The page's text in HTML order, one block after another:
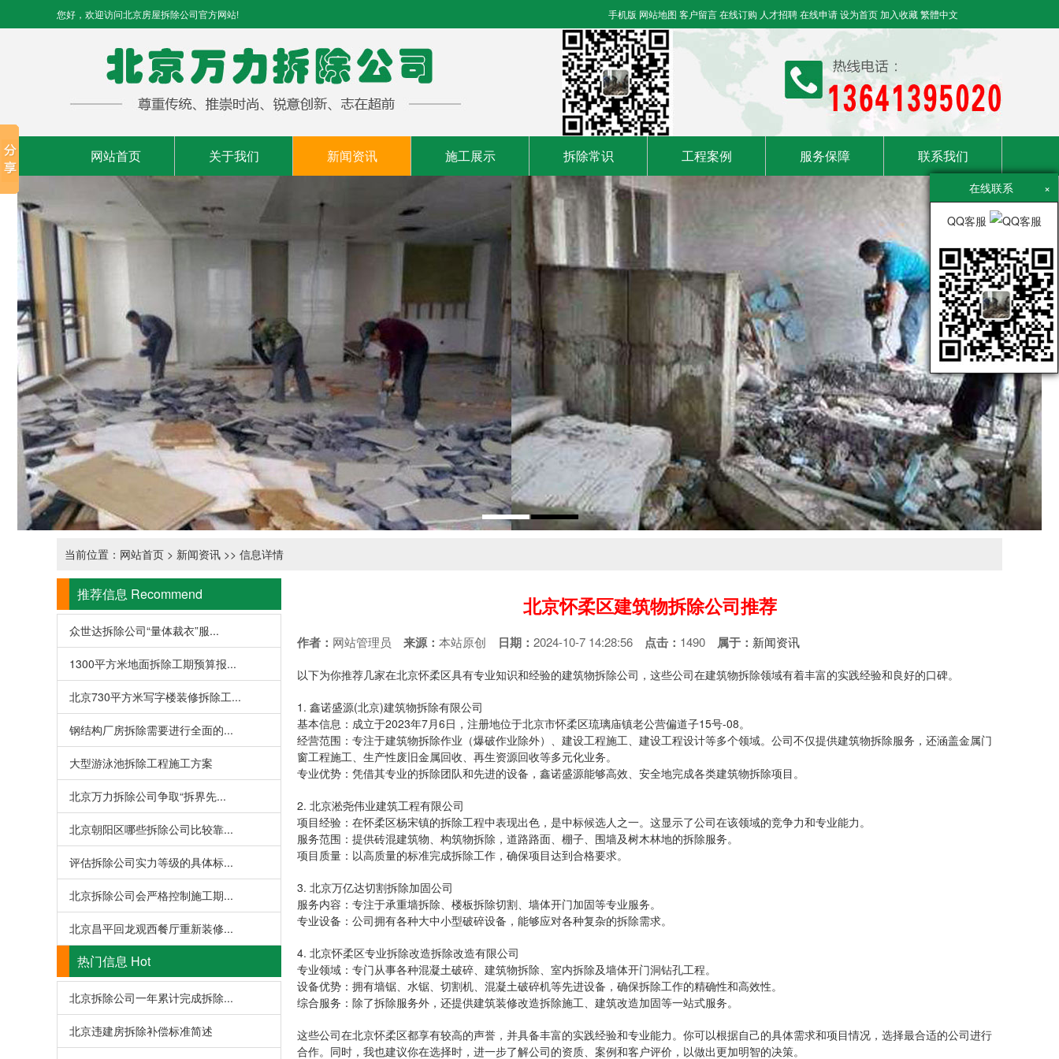
您好，欢迎访问北京房屋拆除公司官方网站! 手机版 网站地图 客户留言在线订购 人才招聘在线申请设为首页加入收藏繁體中文
网站首页 关于我们 新闻资讯 施工展示 拆除常识 工程案例 服务保障 联系我们
当前位置： 网站首页 > 新闻资讯 >> 信息详情
推荐信息 Recommend
众世达拆除公司“量体裁衣”服...
1300平方米地面拆除工期预算报...
北京730平方米写字楼装修拆除工...
钢结构厂房拆除需要进行全面的...
大型游泳池拆除工程施工方案
北京万力拆除公司争取“拆界先...
北京朝阳区哪些拆除公司比较靠...
评估拆除公司实力等级的具体标...
北京拆除公司会严格控制施工期...
北京昌平回龙观西餐厅重新装修...
热门信息 Hot
北京拆除公司一年累计完成拆除...
北京违建房拆除补偿标准简述
北京怀柔区建筑物拆除公司推荐
作者： 网站管理员 来源： 本站原创 日期： 2024-10-7 14:28:56 点击： 1490 属于： 新闻资讯
以下为你推荐几家在北京怀柔区具有专业知识和经验的建筑物拆除公司，这些公司在建筑物拆除领域有着丰富的实践经验和良好的口碑。
‌1. 鑫诺盛源(北京)建筑物拆除有限公司‌
‌基本信息‌：成立于2023年7月6日，注册地位于北京市怀柔区琉璃庙镇老公营偏道子15号-08。
‌经营范围‌：专注于建筑物拆除作业（爆破作业除外）、建设工程施工、建设工程设计等多个领域。公司不仅提供建筑物拆除服务，还涵盖金属门
窗工程施工、生产性废旧金属回收、再生资源回收等多元化业务。
‌专业优势‌：凭借其专业的拆除团队和先进的设备，鑫诺盛源能够高效、安全地完成各类建筑物拆除项目。
2. 北京淞尧伟业建筑工程有限公司‌
‌项目经验‌：在怀柔区杨宋镇的拆除工程中表现出色，是中标候选人之一。这显示了公司在该领域的竞争力和专业能力。
‌服务范围‌：提供砖混建筑物、构筑物拆除，道路路面、棚子、围墙及树木林地的拆除服务。
‌项目质量‌：以高质量的标准完成拆除工作，确保项目达到合格要求。
‌3. 北京万亿达切割拆除加固公司‌
‌服务内容‌：专注于承重墙拆除、楼板拆除切割、墙体开门加固等专业服务。
‌专业设备‌：公司拥有各种大中小型破碎设备，能够应对各种复杂的拆除需求。
4. 北京怀柔区专业拆除改造拆除改造有限公司‌
‌专业领域‌：专门从事各种混凝土破碎、建筑物拆除、室内拆除及墙体开门洞钻孔工程。
‌设备优势‌：拥有墙锯、水锯、切割机、混凝土破碎机等先进设备，确保拆除工作的精确性和高效性。
‌综合服务‌：除了拆除服务外，还提供建筑装修改造拆除施工、建筑改造加固等一站式服务。
这些公司在北京怀柔区都享有较高的声誉，并具备丰富的实践经验和专业能力。你可以根据自己的具体需求和项目情况，选择最合适的公司进行
合作。同时，我也建议你在选择时，进一步了解公司的资质、案例和客户评价，以做出更加明智的决策。
在线联系 ×
QQ客服